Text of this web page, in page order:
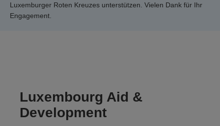
Luxemburger Roten Kreuzes unterstützen. Vielen Dank für Ihr
Engagement.
Luxembourg Aid &
Development